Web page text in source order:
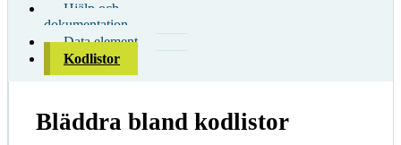
Hjälp och
dokumentation
Data element
Kodlistor
Bläddra bland kodlistor